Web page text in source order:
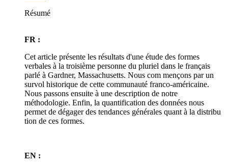
Résumé
FR :
Cet article présente les résultats d'une étude des formes
verbales à la troisième personne du pluriel dans le français
parlé à Gardner, Massachusetts. Nous com mençons par un
survol historique de cette communauté franco-américaine.
Nous passons ensuite à une description de notre
méthodologie. Enfin, la quantification des données nous
permet de dégager des tendances générales quant à la distribu
tion de ces formes.
EN :